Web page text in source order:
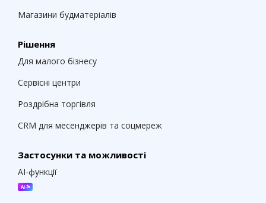
Магазини будматеріалів
Рішення
Для малого бізнесу
Сервісні центри
Роздрібна торгівля
CRM для месенджерів та соцмереж
Застосунки та можливості
AI-функції